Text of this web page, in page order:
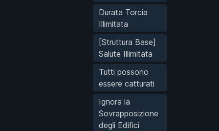
Durata Torcia
Illimitata
[Struttura Base]
Salute Illimitata
Tutti possono
essere catturati
Ignora la
Sovrapposizione
degli Edifici